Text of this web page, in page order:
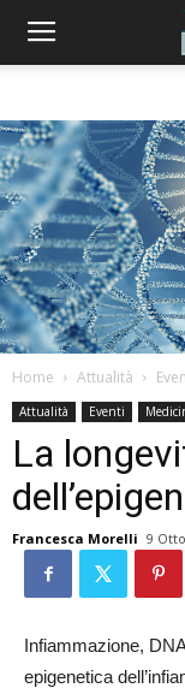
Home Attualità
Attualità Eventi
La
Francesca Morelli 9
Infiammazione,
epigenetica